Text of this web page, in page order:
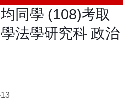
均同學 (108)考取
法學研究科 政治